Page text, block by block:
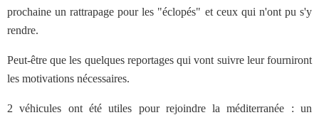
prochaine un rattrapage pour les "éclopés" et ceux qui n'ont pu s'y
rendre.
Peut-être que les quelques reportages qui vont suivre leur fourniront
les motivations nécessaires.
2 véhicules ont été utiles pour rejoindre la méditerranée : un